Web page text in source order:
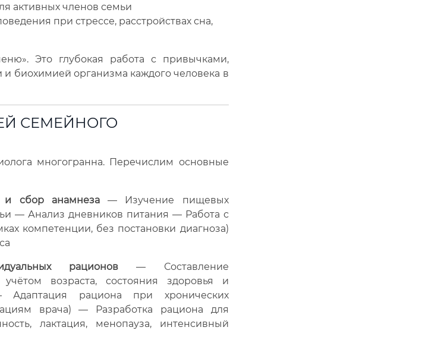
активных членов семьи
при стрессе, расстройствах сна,
Это глубокая работа с привычками,
биохимией организма каждого человека в
СЕМЕЙНОГО
многогранна. Перечислим основные
и сбор анамнеза— Изучение пищевых
— Анализ дневников питания — Работа с
компетенции, без постановки диагноза)
рационов— Составление
возраста, состояния здоровья и
Адаптация рациона при хронических
врача) — Разработка рациона для
лактация, менопауза, интенсивный